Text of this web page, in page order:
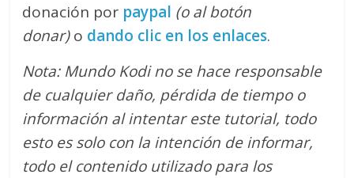
donación por paypal (o al botón
donar)o dando clic en los enlaces.
Nota: Mundo Kodi no se hace responsable
de cualquier daño, pérdida de tiempo o
información al intentar este tutorial, todo
esto es solo con la intención de informar,
todo el contenido utilizado para los